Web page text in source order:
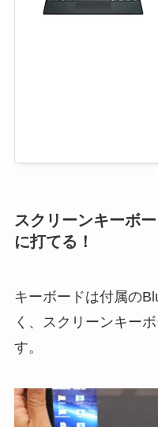
スクリーンキーボ
に打てる！
キーボードは付属の
く、スクリーンキー
す。